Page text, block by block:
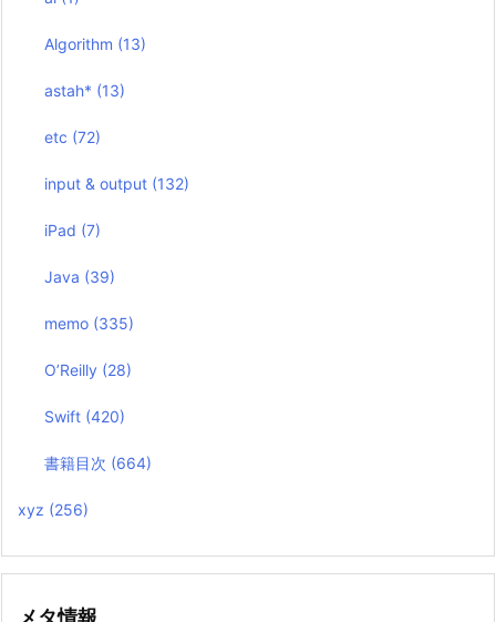
Algorithm (13)
astah* (13)
etc (72)
input & output (132)
iPad (7)
Java (39)
memo (335)
O’Reilly (28)
Swift (420)
書籍目次 (664)
xyz (256)
メタ情報